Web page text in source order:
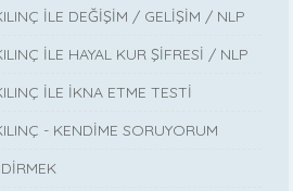
İLE DEĞİŞİM / GELİŞİM / NLP
İLE HAYAL KUR ŞİFRESİ / NLP
İLE İKNA ETME TESTİ
- KENDİME SORUYORUM